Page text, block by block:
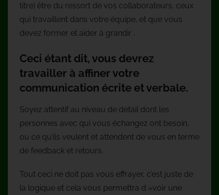
titre) être du ressort de vos collaborateurs, ceux
qui travaillent dans votre équipe, et que vous
devez former et aider à grandir .
Ceci étant dit, vous devrez
travailler à affiner votre
communication écrite et verbale.
Soyez attentif au niveau de détail dont les
personnes avec qui vous échangez ont besoin,
ou ce qu’ils veulent et attendent de vous en terme
de feedback et retours.
Tout ceci ne doit pas vous effrayer, c’est juste de
la logique et cela vous permettra d »voir une